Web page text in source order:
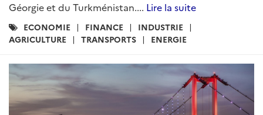
Géorgie et du Turkménistan.... Lire la suite
Catégories
:
ECONOMIE FINANCE
INDUSTRIE
AGRICULTURE
TRANSPORTS ENERGIE